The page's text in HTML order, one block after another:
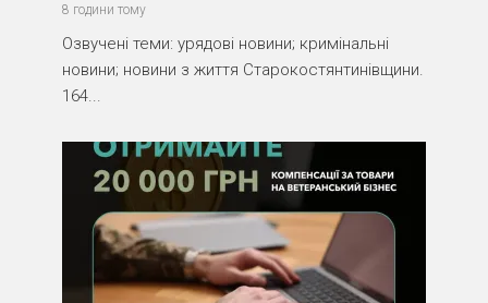
8 години тому
Озвучені теми: урядові новини; кримінальні
новини; новини з життя Старокостянтинівщини.
164...